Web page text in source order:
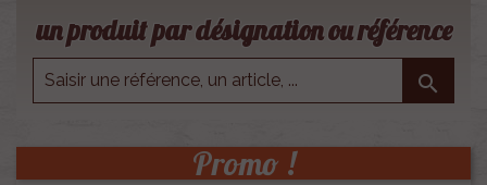
un produit par désignation ou référence

Promo !